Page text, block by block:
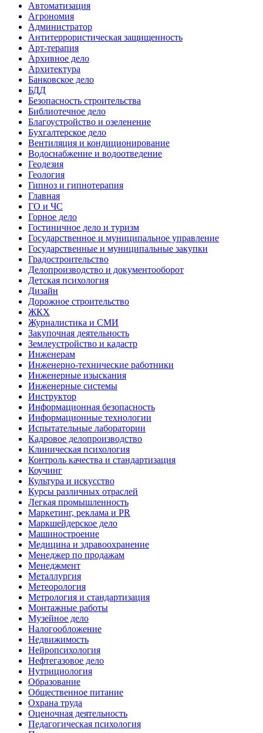
Автоматизация
Агрономия
Администратор
Антитеррористическая защищенность
Арт-терапия
Архивное дело
Архитектура
Банковское дело
БДД
Безопасность строительства
Библиотечное дело
Благоустройство и озеленение
Бухгалтерское дело
Вентиляция и кондиционирование
Водоснабжение и водоотведение
Геодезия
Геология
Гипноз и гипнотерапия
Главная
ГО и ЧС
Горное дело
Гостиничное дело и туризм
Государственное и муниципальное управление
Государственные и муниципальные закупки
Градостроительство
Делопроизводство и документооборот
Детская психология
Дизайн
Дорожное строительство
ЖКХ
Журналистика и СМИ
Закупочная деятельность
Землеустройство и кадастр
Инженерам
Инженерно-технические работники
Инженерные изыскания
Инженерные системы
Инструктор
Информационная безопасность
Информационные технологии
Испытательные лаборатории
Кадровое делопроизводство
Клиническая психология
Контроль качества и стандартизация
Коучинг
Культура и искусство
Курсы различных отраслей
Легкая промышленность
Маркетинг, реклама и PR
Маркшейдерское дело
Машиностроение
Медицина и здравоохранение
Менеджер по продажам
Менеджмент
Металлургия
Метеорология
Метрология и стандартизация
Монтажные работы
Музейное дело
Налогообложение
Недвижимость
Нейропсихология
Нефтегазовое дело
Нутрициология
Образование
Общественное питание
Охрана труда
Оценочная деятельность
Педагогическая психология